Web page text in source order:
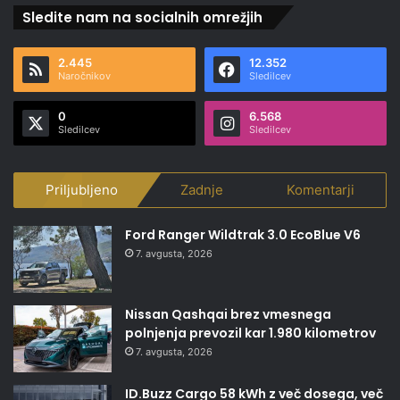
Sledite nam na socialnih omrežjih
2.445
Naročnikov
12.352
Sledilcev
0
Sledilcev
6.568
Sledilcev
Priljubljeno Zadnje Komentarji
Ford Ranger Wildtrak 3.0 EcoBlue V6
7. avgusta, 2026
Nissan Qashqai brez vmesnega
polnjenja prevozil kar 1.980 kilometrov
7. avgusta, 2026
ID.Buzz Cargo 58 kWh z več dosega, več